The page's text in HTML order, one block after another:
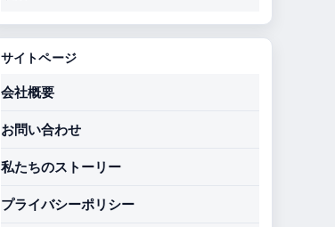
サイトページ
会社概要
お問い合わせ
私たちのストーリー
プライバシーポリシー